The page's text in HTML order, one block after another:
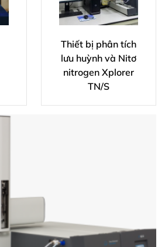
Thiết bị phân tích
lưu huỳnh và Nitơ
nitrogen Xplorer
TN/S